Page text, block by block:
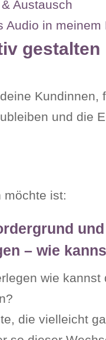
Austausch
in meinem
gestalten
und die
möchte ist:
– wie
wie
die vielleicht